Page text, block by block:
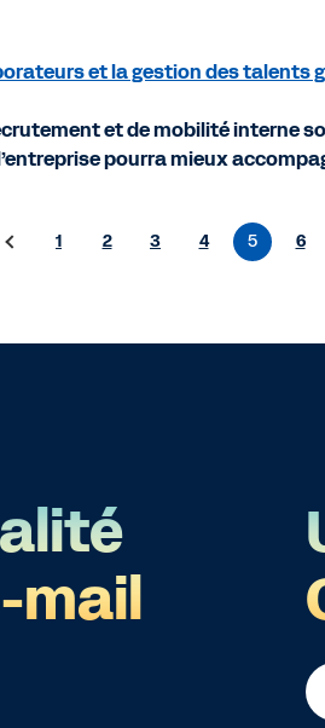
et la gestion des talents
et de mobilité interne
pourra mieux
1 2 3 4 5 6
mail